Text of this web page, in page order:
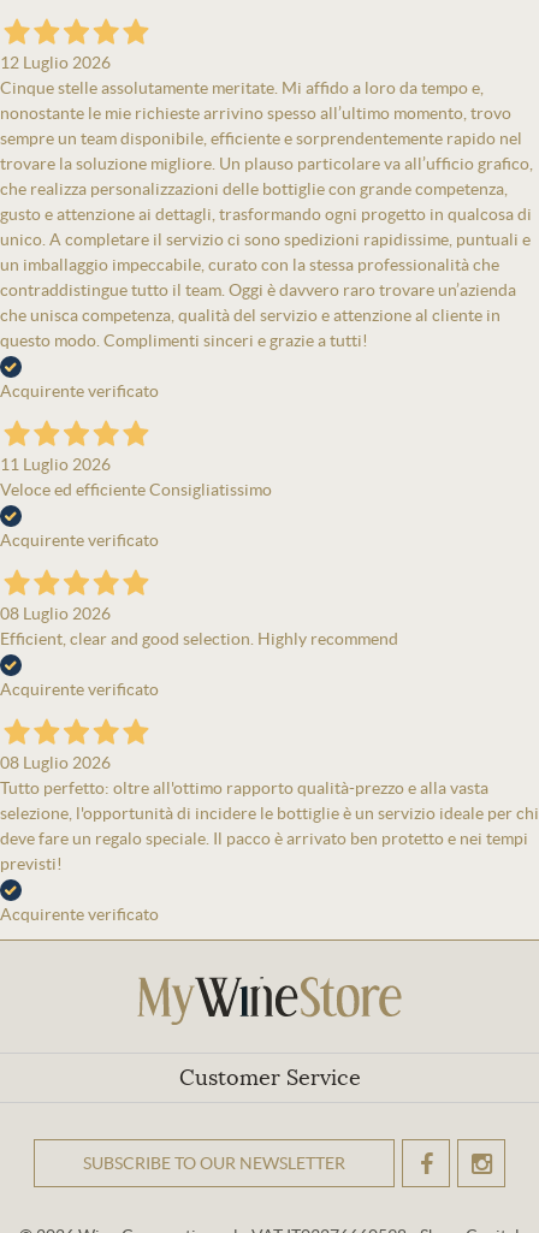
12 Luglio 2026
Cinque stelle assolutamente meritate. Mi affido a loro da tempo e,
nonostante le mie richieste arrivino spesso all’ultimo momento, trovo
sempre un team disponibile, efficiente e sorprendentemente rapido nel
trovare la soluzione migliore. Un plauso particolare va all’ufficio grafico,
che realizza personalizzazioni delle bottiglie con grande competenza,
gusto e attenzione ai dettagli, trasformando ogni progetto in qualcosa di
unico. A completare il servizio ci sono spedizioni rapidissime, puntuali e
un imballaggio impeccabile, curato con la stessa professionalità che
contraddistingue tutto il team. Oggi è davvero raro trovare un’azienda
che unisca competenza, qualità del servizio e attenzione al cliente in
questo modo. Complimenti sinceri e grazie a tutti!
Acquirente verificato
11 Luglio 2026
Veloce ed efficiente Consigliatissimo
Acquirente verificato
08 Luglio 2026
Efficient, clear and good selection. Highly recommend
Acquirente verificato
08 Luglio 2026
Tutto perfetto: oltre all'ottimo rapporto qualità-prezzo e alla vasta
selezione, l'opportunità di incidere le bottiglie è un servizio ideale per chi
deve fare un regalo speciale. Il pacco è arrivato ben protetto e nei tempi
previsti!
Acquirente verificato
Customer Service
SUBSCRIBE TO OUR NEWSLETTER